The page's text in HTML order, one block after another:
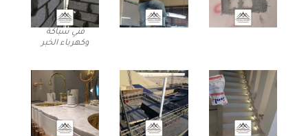
فني سباكة
وكهرباء الخبر